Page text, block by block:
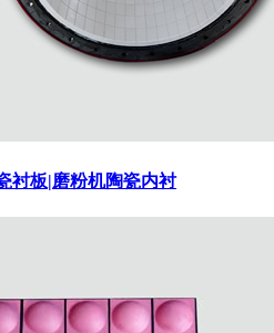
衬板|磨粉机陶瓷内衬